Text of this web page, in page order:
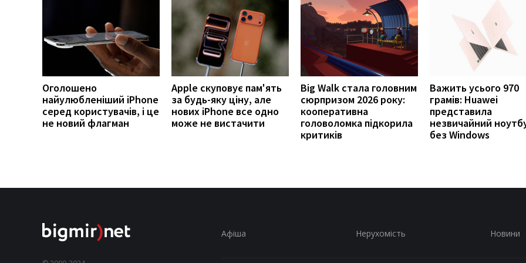
Оголошено
найулюбленіший iPhone
серед користувачів, і це
не новий флагман
Apple скуповує пам'ять
за будь-яку ціну, але
нових iPhone все одно
може не вистачити
Big Walk стала головним
сюрпризом 2026 року:
кооперативна
головоломка підкорила
критиків
Важить усього 970
грамів: Huawei
представила
незвичайний
без Windows
Афіша Нерухомість Новини